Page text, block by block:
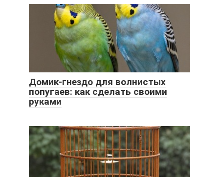
Домик-гнездо для волнистых
попугаев: как сделать своими
руками